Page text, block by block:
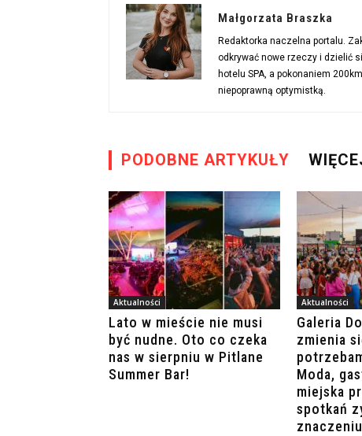
Małgorzata Braszka
Redaktorka naczelna portalu.
odkrywać nowe rzeczy i dzielić
hotelu SPA, a pokonaniem
niepoprawną optymistką.
PODOBNE ARTYKUŁY
Aktualności
Lato w mieście nie musi
być nudne. Oto co czeka
nas w sierpniu w Pitlane
Summer Bar!
Aktualności
Galeria
zmienia
Moda,
miejska
spotkań
znaczeniu